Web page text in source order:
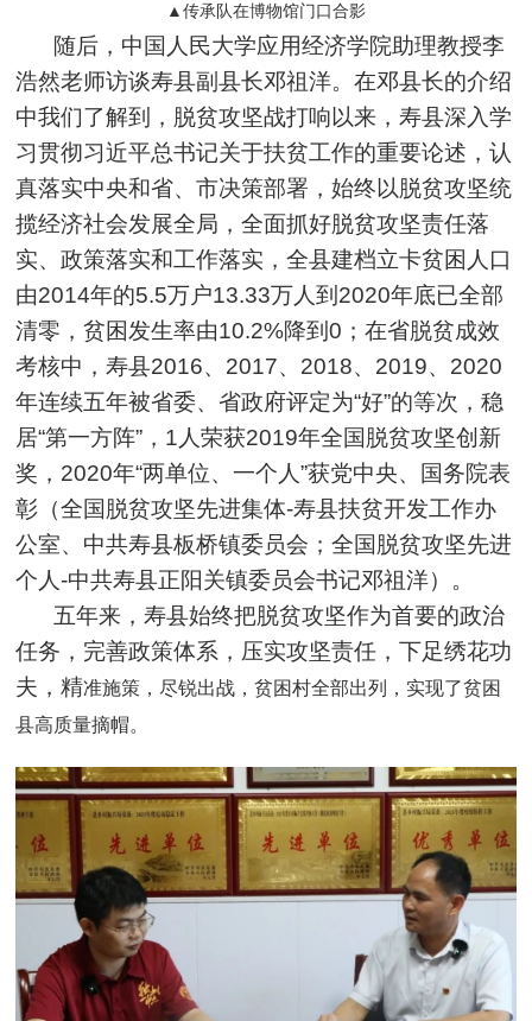
▲传承队在博物馆门口合影
随后，中国人民大学应用经济学院助理教授李
浩然老师访谈寿县副县长邓祖洋。在邓县长的介绍
中我们了解到，脱贫攻坚战打响以来，寿县深入学
习贯彻习近平总书记关于扶贫工作的重要论述，认
真落实中央和省、市决策部署，始终以脱贫攻坚统
揽经济社会发展全局，全面抓好脱贫攻坚责任落
实、政策落实和工作落实，全县建档立卡贫困人口
由2014年的5.5万户13.33万人到2020年底已全部
清零，贫困发生率由10.2%降到0；在省脱贫成效
考核中，寿县2016、2017、2018、2019、2020
年连续五年被省委、省政府评定为“好”的等次，稳
居“第一方阵”，1人荣获2019年全国脱贫攻坚创新
奖，2020年“两单位、一个人”获党中央、国务院表
彰（全国脱贫攻坚先进集体-寿县扶贫开发工作办
公室、中共寿县板桥镇委员会；全国脱贫攻坚先进
个人-中共寿县正阳关镇委员会书记邓祖洋）。
五年来，寿县始终把脱贫攻坚作为首要的政治
任务，完善政策体系，压实攻坚责任，下足绣花功
夫，精准施策，尽锐出战 ，贫困村全部出列，实现了贫困
县高质量摘帽。